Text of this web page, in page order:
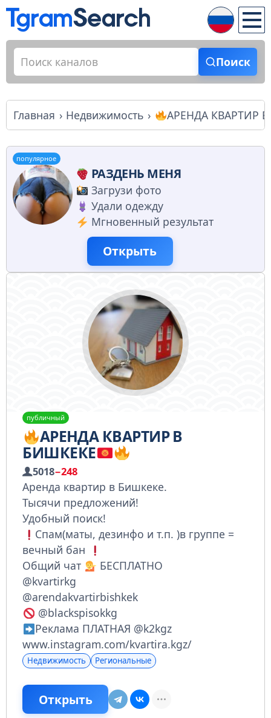
Поиск
Главная Недвижимость АРЕНДА КВАРТИР
популярное
РАЗДЕНЬ МЕНЯ
Загрузи фото
Удали одежду
Мгновенный результат
Открыть
публичный
АРЕНДА КВАРТИР В
БИШКЕКЕ
5018−248
Аренда квартир в Бишкеке.
Тысячи предложений!
Удобный поиск!
Спам(маты, дезинфо и т.п. )в группе =
вечный бан
Общий чат
БЕСПЛАТНО
@kvartirkg
@arendakvartirbishkek
@blackspisokkg
Реклама ПЛАТНАЯ @k2kgz
www.instagram.com/kvartira.kgz/
Недвижимость Региональные
Открыть